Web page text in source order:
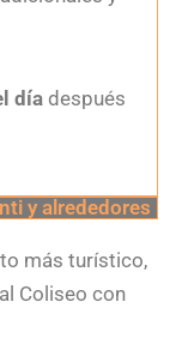
díadespués
y alrededores
más turístico,
Coliseo con